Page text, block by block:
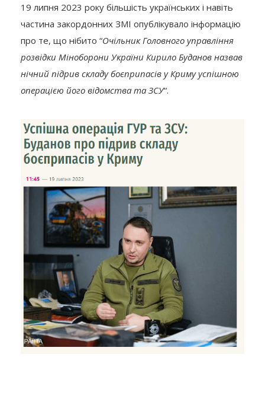
19 липня 2023 року більшість українських і навіть
частина закордонних ЗМІ опублікувало інформацію
про те, що нібито “Очільник Головного управління
розвідки Міноборони України Кирило Буданов назвав
нічний підрив складу боєприпасів у Криму успішною
операцією його відомства та ЗСУ“.